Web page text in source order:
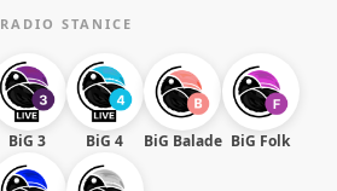
RADIO STANICE
BiG 3 BiG 4 BiG Balade BiG Folk